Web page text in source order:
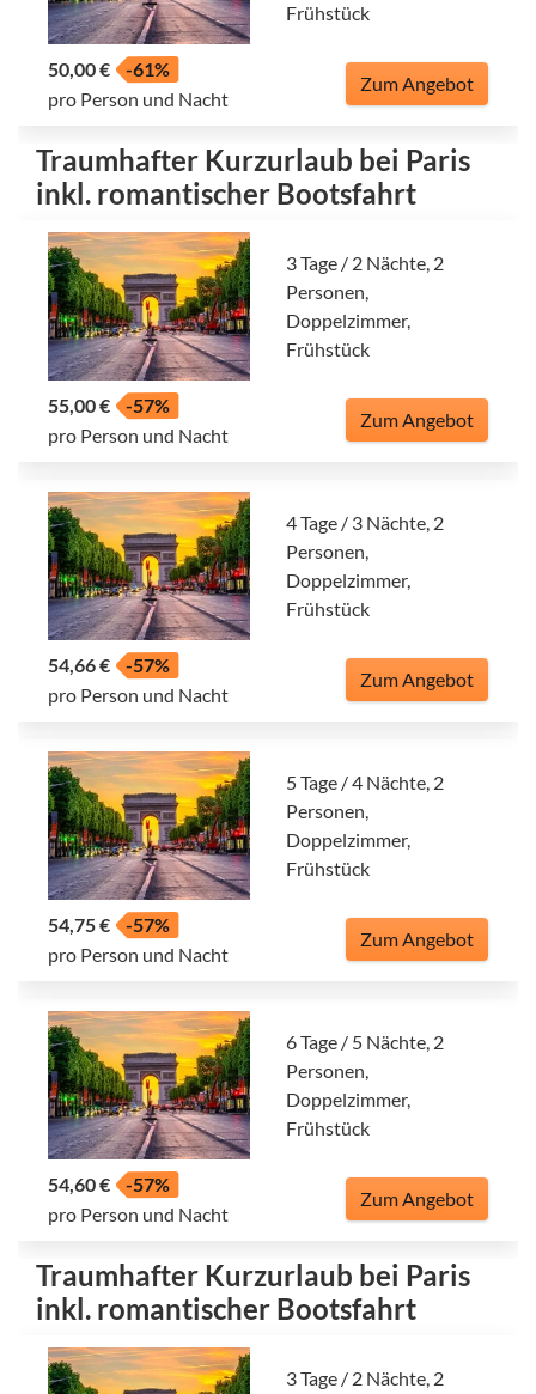
Frühstück
50,00 €
-61%
pro Person und Nacht
Zum Angebot
Traumhafter Kurzurlaub bei Paris
inkl. romantischer Bootsfahrt
3 Tage / 2 Nächte, 2
Personen,
Doppelzimmer,
Frühstück
55,00 €
-57%
pro Person und Nacht
Zum Angebot
4 Tage / 3 Nächte, 2
Personen,
Doppelzimmer,
Frühstück
54,66 €
-57%
pro Person und Nacht
Zum Angebot
5 Tage / 4 Nächte, 2
Personen,
Doppelzimmer,
Frühstück
54,75 €
-57%
pro Person und Nacht
Zum Angebot
6 Tage / 5 Nächte, 2
Personen,
Doppelzimmer,
Frühstück
54,60 €
-57%
pro Person und Nacht
Zum Angebot
Traumhafter Kurzurlaub bei Paris
inkl. romantischer Bootsfahrt
3 Tage / 2 Nächte, 2